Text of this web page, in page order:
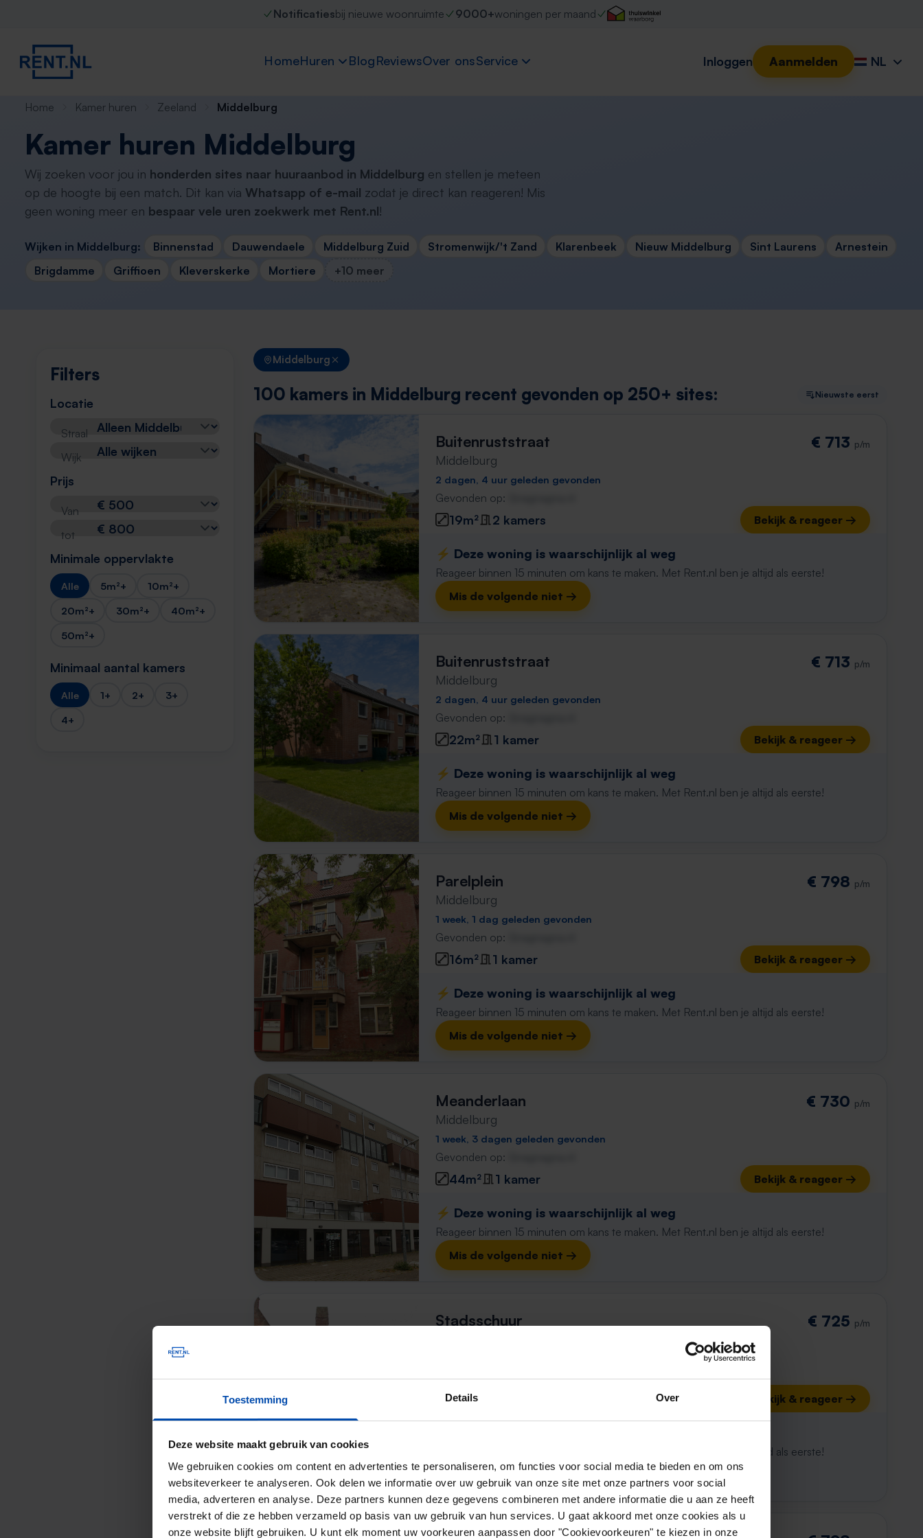
Toestemming Details Over
Deze website maakt gebruik van cookies
We gebruiken cookies om content en advertenties te personaliseren, om functies voor social media te bieden en om ons
websiteverkeer te analyseren. Ook delen we informatie over uw gebruik van onze site met onze partners voor social
media, adverteren en analyse. Deze partners kunnen deze gegevens combineren met andere informatie die u aan ze heeft
verstrekt of die ze hebben verzameld op basis van uw gebruik van hun services. U gaat akkoord met onze cookies als u
onze website blijft gebruiken. U kunt elk moment uw voorkeuren aanpassen door "Cookievoorkeuren" te kiezen in onze
Notificatiesbij nieuwe woonruimte 9000+woningen per maand
HomeHuren BlogReviewsOver onsService Inloggen Aanmelden NL
Home Kamer huren Zeeland Middelburg
Kamer huren Middelburg
Wij zoeken voor jou in honderden sites naar huuraanbod in Middelburg en stellen je meteen
op de hoogte bij een match. Dit kan via Whatsapp of e-mail zodat je direct kan reageren! Mis
geen woning meer en bespaar vele uren zoekwerk met Rent.nl!
Wijken in Middelburg: Binnenstad Dauwendaele Middelburg Zuid Stromenwijk/'t Zand Klarenbeek Nieuw Middelburg Sint Laurens
Arnestein
Brigdamme
Griffioen Kleverskerke Mortiere +10 meer
Filters
Locatie
Straal
Wijk
Prijs
Van
tot
Minimale oppervlakte
Alle 5m²+
10m²+
20m²+
30m²+
40m²+
50m²+
Minimaal aantal kamers
Alle 1+ 2+
3+
4+
Middelburg
100 kamers in Middelburg recent gevonden op 250+ sites: Nieuwste eerst
Buitenruststraat
Middelburg
€ 713 p/m
2 dagen, 4 uur geleden gevonden
Gevonden op:
19m² 2 kamers Bekijk & reageer →
⚡️ Deze woning is waarschijnlijk al weg
Reageer binnen 15 minuten om kans te maken. Met Rent.nl ben je altijd als eerste!
Mis de volgende niet →
Buitenruststraat
Middelburg
€ 713 p/m
2 dagen, 4 uur geleden gevonden
Gevonden op:
22m² 1 kamer Bekijk & reageer →
⚡️ Deze woning is waarschijnlijk al weg
Reageer binnen 15 minuten om kans te maken. Met Rent.nl ben je altijd als eerste!
Mis de volgende niet →
Parelplein
Middelburg
€ 798 p/m
1 week, 1 dag geleden gevonden
Gevonden op:
16m² 1 kamer Bekijk & reageer →
⚡️ Deze woning is waarschijnlijk al weg
Reageer binnen 15 minuten om kans te maken. Met Rent.nl ben je altijd als eerste!
Mis de volgende niet →
Meanderlaan
Middelburg
€ 730 p/m
1 week, 3 dagen geleden gevonden
Gevonden op:
44m² 1 kamer Bekijk & reageer →
⚡️ Deze woning is waarschijnlijk al weg
Reageer binnen 15 minuten om kans te maken. Met Rent.nl ben je altijd als eerste!
Mis de volgende niet →
Stadsschuur € 725 p/m
Gevonden op:Gnagnagna.nl
11m² Bekijk & reageer →
Reageer binnen 15 minuten om kans te maken. Met Rent.nl ben je altijd als eerste!
Mis de volgende niet →